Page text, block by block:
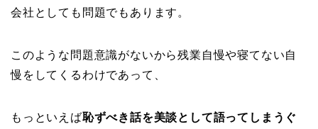
会社としても問題でもあります。
このような問題意識がないから残業自慢や寝てない自
慢をしてくるわけであって、
もっといえば恥ずべき話を美談として語ってしまうぐ